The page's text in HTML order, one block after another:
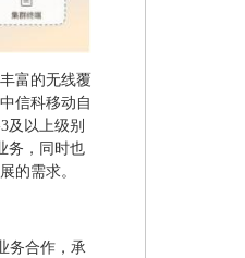
富的无线覆
信科移动自
及以上级别
务，同时也
的需求。
务合作，承